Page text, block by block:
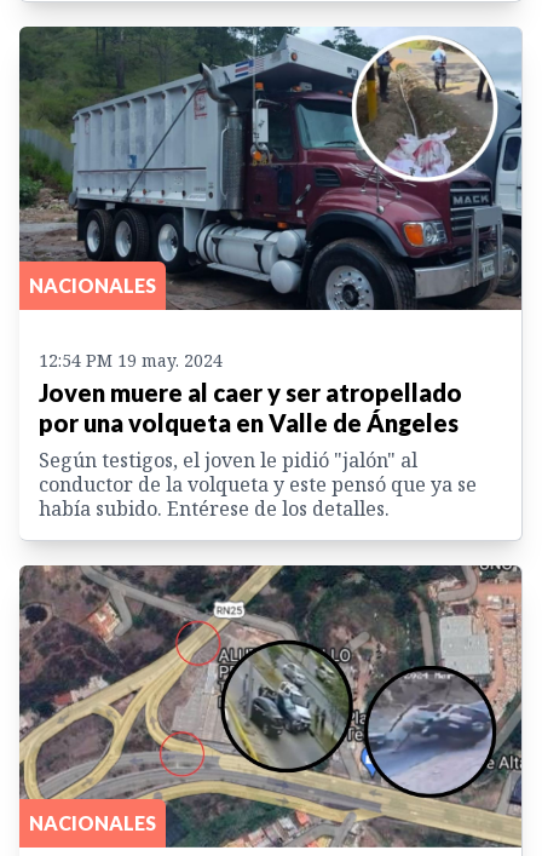
NACIONALES
12:54 PM 19 may. 2024
Joven muere al caer y ser atropellado
por una volqueta en Valle de Ángeles
Según testigos, el joven le pidió "jalón" al
conductor de la volqueta y este pensó que ya se
había subido. Entérese de los detalles.
NACIONALES